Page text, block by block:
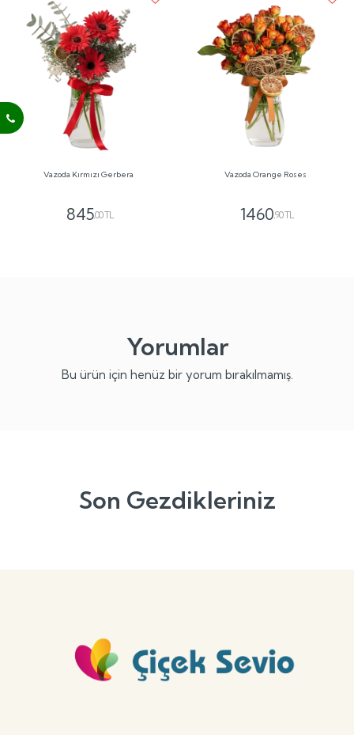
Vazoda Kırmızı Gerbera
845,00 TL
Vazoda Orange Roses
1460,90 TL
Yorumlar
Bu ürün için henüz bir yorum bırakılmamış.
Son Gezdikleriniz